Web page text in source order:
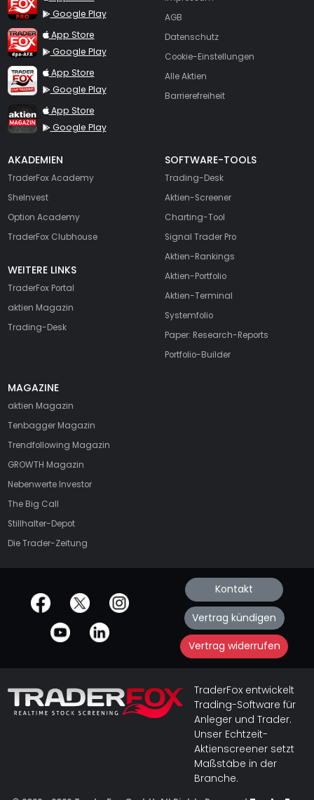
Google Play
TraderFox dpa-AFX ProFeed
App Store
Google Play
TraderFox Live Trading
App Store
Google Play
TraderFox aktien Magazin
App Store
Google Play
AGB
Datenschutz
Cookie-Einstellungen
Alle Aktien
Barrierefreiheit
AKADEMIEN
TraderFox Academy
SheInvest
Option Academy
TraderFox Clubhouse
WEITERE LINKS
TraderFox Portal
aktien Magazin
Trading-Desk
SOFTWARE-TOOLS
Trading-Desk
Aktien-Screener
Charting-Tool
Signal Trader Pro
Aktien-Rankings
Aktien-Portfolio
Aktien-Terminal
Systemfolio
Paper: Research-Reports
Portfolio-Builder
MAGAZINE
aktien Magazin
Tenbagger Magazin
Trendfollowing Magazin
GROWTH Magazin
Nebenwerte Investor
The Big Call
Stillhalter-Depot
Die Trader-Zeitung
offizielle Social Media-Accounts Kontakt
Vertrag kündigen
Vertrag widerrufen
TraderFox entwickelt
Trading-Software für
Anleger und Trader.
Unser Echtzeit-
Aktienscreener setzt
Maßstäbe in der
Branche.